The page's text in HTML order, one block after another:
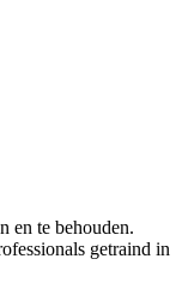
en te behouden.
getraind in